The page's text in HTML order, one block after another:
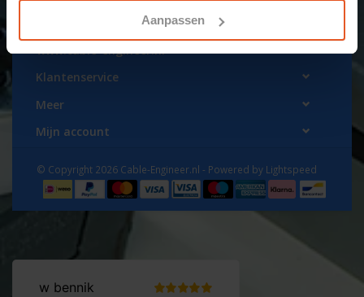
Aanpassen
www.cable-engineer.nl
Klantenservice
Meer
Mijn account
© Copyright 2026 Cable-Engineer.nl - Powered by Lightspeed